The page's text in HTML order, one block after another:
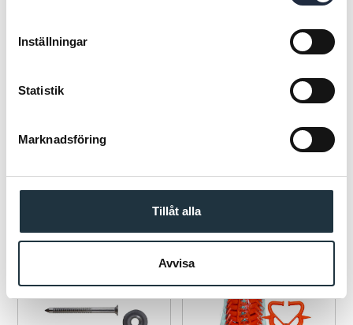
Inställningar
Statistik
Marknadsföring
Tillåt alla
Avvisa
598,00 SEK
Köp
POPULÄRA PRODUKTER